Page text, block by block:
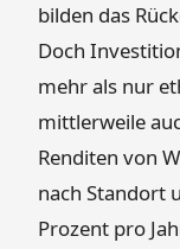
bilden das
Doch
mehr als nur
mittlerweile
Renditen von
nach Standort
Prozent pro